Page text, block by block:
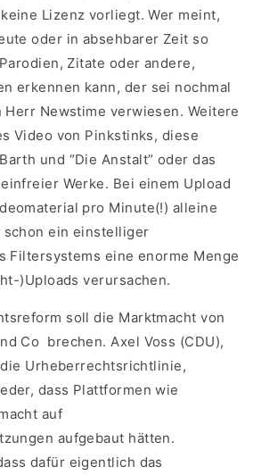
Lizenz vorliegt. Wer meint,
oder in absehbarer Zeit so
Zitate oder andere,
erkennen kann, der sei nochmal
Herr Newstime verwiesen. Weitere
Video von Pinkstinks, diese
und “Die Anstalt” oder das
Werke. Bei einem Upload
pro Minute(!) alleine
schon ein einstelliger
Filtersystems eine enorme Menge
)Uploads verursachen.
soll die Marktmacht von
Co brechen. Axel Voss (CDU),
Urheberrechtsrichtlinie,
dass Plattformen wie
auf
aufgebaut hätten.
dafür eigentlich das